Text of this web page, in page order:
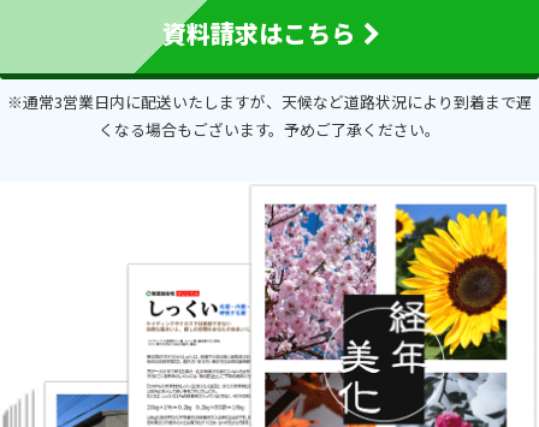
資料請求はこちら
※通常3営業日内に配送いたしますが、天候など道路状況により到着まで遅
くなる場合もございます。予めご了承ください。